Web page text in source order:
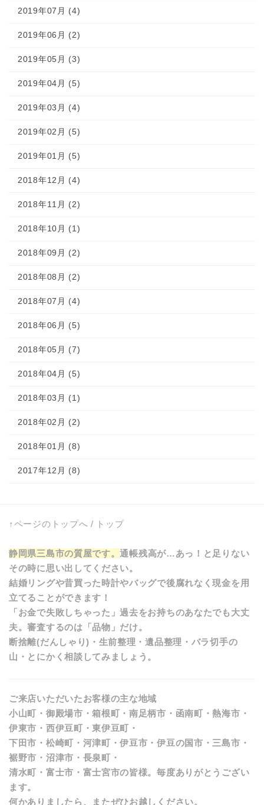
2019年07月 (4)
2019年06月 (2)
2019年05月 (3)
2019年04月 (5)
2019年03月 (4)
2019年02月 (5)
2019年01月 (5)
2018年12月 (4)
2018年11月 (2)
2018年10月 (1)
2018年09月 (2)
2018年08月 (2)
2018年07月 (4)
2018年06月 (5)
2018年05月 (7)
2018年04月 (5)
2018年03月 (1)
2018年02月 (2)
2018年01月 (8)
2017年12月 (8)
↑ページのトップへ / トップ
静岡県三島市の質屋です。通帳残高が…あっ！と足りない
その時に思い出してください。
結婚リングや昔買った時計やバッグで後腐れなく現金を用
立てることができます！
「お金で失敗しちゃった」過去をお持ちのあなたでも大丈
夫。審査するのは「品物」だけ。
断捨離(だんしゃり)・生前整理・遺品整理・バラ切手の
山・とにかく相談してみましょう。
ご来店いただいたお客様の主な地域
小山町・御殿場市・箱根町・南足柄市・函南町・熱海市・
伊東市・西伊豆町・東伊豆町・
下田市・松崎町・河津町・伊豆市・伊豆の国市・三島市・
裾野市・沼津市・長泉町・
清水町・富士市・富士宮市の皆様。毎度ありがとうござい
ます。
何かありましたら、またぜひお越しください。